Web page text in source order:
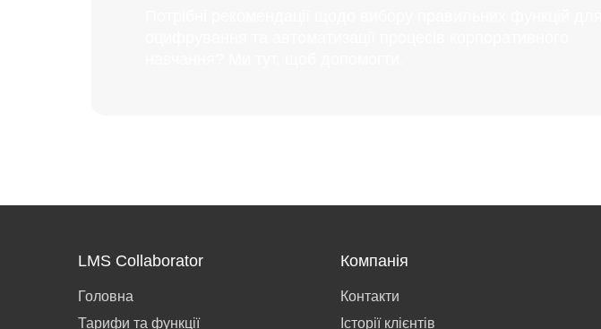
LMS Collaborator
Головна
Тарифи та функції
Компанія
Контакти
Історії клієнтів